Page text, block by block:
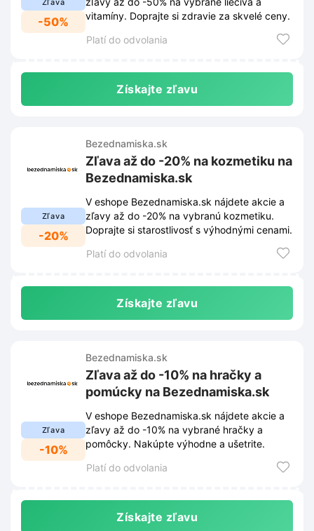
Zľava
-50%
vitamíny. Doprajte si zdravie za skvelé ceny.
Platí do odvolania
Získajte zľavu
Zľava
-20%
Bezednamiska.sk
Zľava až do -20% na kozmetiku na
Bezednamiska.sk
V eshope Bezednamiska.sk nájdete akcie a
zľavy až do -20% na vybranú kozmetiku.
Doprajte si starostlivosť s výhodnými cenami.
Platí do odvolania
Získajte zľavu
Zľava
-10%
Bezednamiska.sk
Zľava až do -10% na hračky a
pomúcky na Bezednamiska.sk
V eshope Bezednamiska.sk nájdete akcie a
zľavy až do -10% na vybrané hračky a
pomôcky. Nakúpte výhodne a ušetrite.
Platí do odvolania
Získajte zľavu